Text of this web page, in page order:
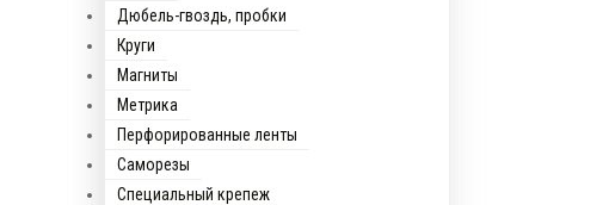
Дюбель-гвоздь, пробки
Круги
Магниты
Метрика
Перфорированные ленты
Саморезы
Специальный крепеж